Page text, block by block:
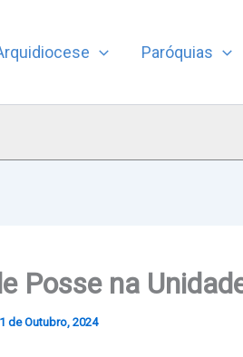
Paróquias
Posse na
de Outubro, 2024